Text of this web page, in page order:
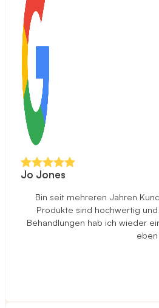
Jo Jones
Bin seit mehreren Jahren
Produkte sind hochwertig
Behandlungen hab ich wieder